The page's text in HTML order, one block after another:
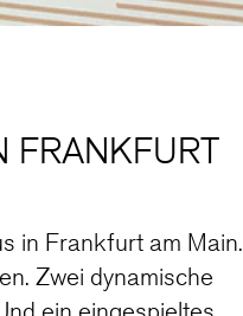
FRANKFURT
in Frankfurt am Main.
Zwei dynamische